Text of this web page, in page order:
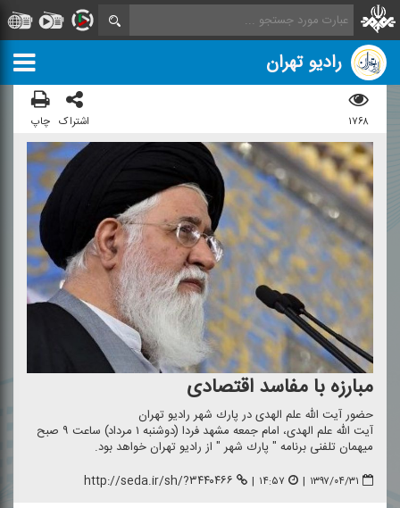
رادیو تهران
۱۷۶۸ اشتراک چاپ
مبارزه با مفاسد اقتصادی
حضور آیت الله علم الهدی در پارك شهر رادیو تهران
آیت الله علم الهدی، امام جمعه مشهد فردا (دوشنبه ۱ مرداد) ساعت ۹ صبح
میهمان تلفنی برنامه " پارك شهر " از رادیو تهران خواهد بود.
۱۳۹۷/۰۴/۳۱ | ۱۴:۵۷ | http://seda.ir/sh/?۳۴۴۰۴۶۶